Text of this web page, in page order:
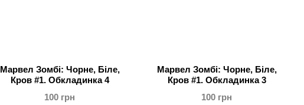
Марвел Зомбі: Чорне, Біле,
Кров #1. Обкладинка 4
100 грн
Марвел Зомбі: Чорне, Біле,
Кров #1. Обкладинка 3
100 грн